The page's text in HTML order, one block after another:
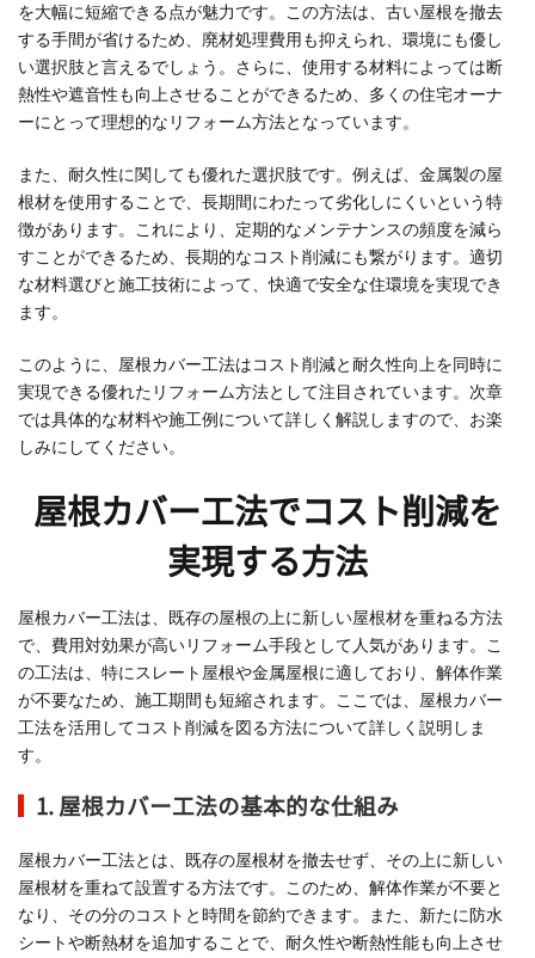
を大幅に短縮できる点が魅力です。この方法は、古い屋根を撤去
する手間が省けるため、廃材処理費用も抑えられ、環境にも優し
い選択肢と言えるでしょう。さらに、使用する材料によっては断
熱性や遮音性も向上させることができるため、多くの住宅オーナ
ーにとって理想的なリフォーム方法となっています。
また、耐久性に関しても優れた選択肢です。例えば、金属製の屋
根材を使用することで、長期間にわたって劣化しにくいという特
徴があります。これにより、定期的なメンテナンスの頻度を減ら
すことができるため、長期的なコスト削減にも繋がります。適切
な材料選びと施工技術によって、快適で安全な住環境を実現でき
ます。
このように、屋根カバー工法はコスト削減と耐久性向上を同時に
実現できる優れたリフォーム方法として注目されています。次章
では具体的な材料や施工例について詳しく解説しますので、お楽
しみにしてください。
屋根カバー工法でコスト削減を
実現する方法
屋根カバー工法は、既存の屋根の上に新しい屋根材を重ねる方法
で、費用対効果が高いリフォーム手段として人気があります。こ
の工法は、特にスレート屋根や金属屋根に適しており、解体作業
が不要なため、施工期間も短縮されます。ここでは、屋根カバー
工法を活用してコスト削減を図る方法について詳しく説明しま
す。
1. 屋根カバー工法の基本的な仕組み
屋根カバー工法とは、既存の屋根材を撤去せず、その上に新しい
屋根材を重ねて設置する方法です。このため、解体作業が不要と
なり、その分のコストと時間を節約できます。また、新たに防水
シートや断熱材を追加することで、耐久性や断熱性能も向上させ